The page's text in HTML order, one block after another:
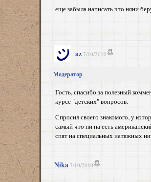
еще забыла написать что няни
az 7/10/2010
Модератор
Гость, спасибо за полезный
курсе "детских" вопросов.
Спросил своего знакомого, у
самый что ни на есть
спят на специальных натяжных
Nika 7/10/2010